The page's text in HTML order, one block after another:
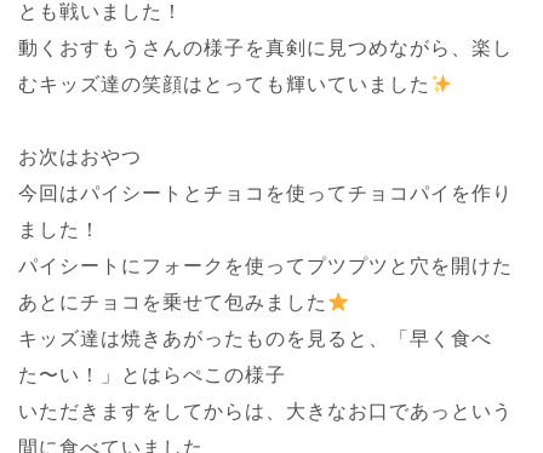
とも戦いました！
動くおすもうさんの様子を真剣に見つめながら、楽し
むキッズ達の笑顔はとっても輝いていました
お次はおやつ
今回はパイシートとチョコを使ってチョコパイを作り
ました！
パイシートにフォークを使ってプツプツと穴を開けた
あとにチョコを乗せて包みました
キッズ達は焼きあがったものを見ると、「早く食べ
た〜い！」とはらぺこの様子
いただきますをしてからは、大きなお口であっという
間に食べていました